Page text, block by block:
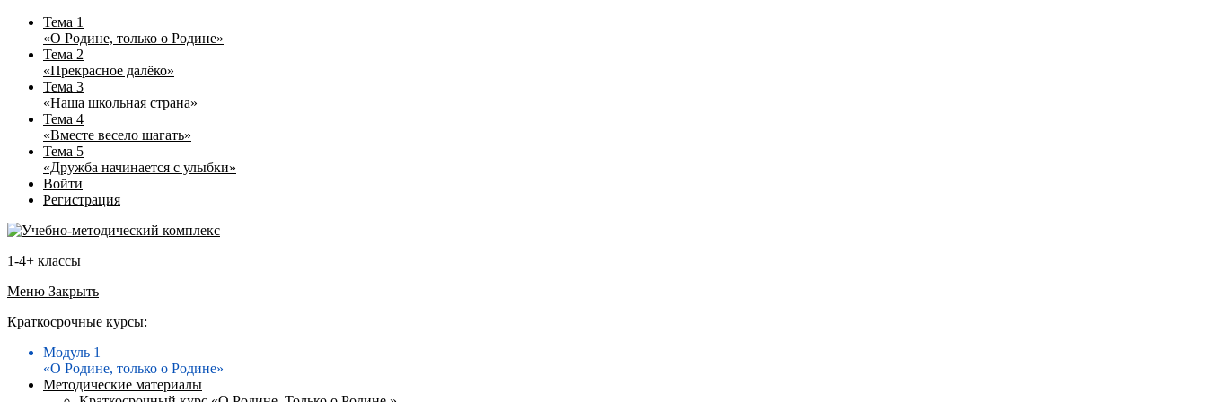
Тема 1
«О Родине, только о Родине»
Тема 2
«Прекрасное далёко»
Тема 3
«Наша школьная страна»
Тема 4
«Вместе весело шагать»
Тема 5
«Дружба начинается с улыбки»
Войти
Регистрация
1-4+ классы
Меню Закрыть
Краткосрочные курсы:
Модуль 1
«О Родине, только о Родине»
Методические материалы